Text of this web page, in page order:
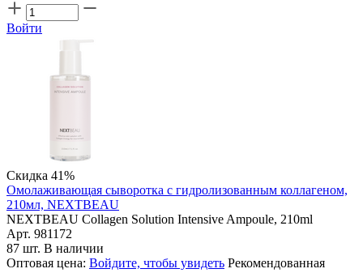
Войти
Скидка 41%
Омолаживающая сыворотка с гидролизованным коллагеном,
210мл, NEXTBEAU
NEXTBEAU Collagen Solution Intensive Ampoule, 210ml
Арт. 981172
87 шт. В наличии
Оптовая цена: Войдите, чтобы увидеть Рекомендованная